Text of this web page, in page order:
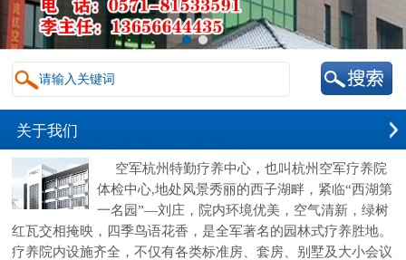
关于我们
空军杭州特勤疗养中心，也叫杭州空军疗养院
体检中心,地处风景秀丽的西子湖畔，紧临“西湖第
一名园”—刘庄，院内环境优美，空气清新，绿树
红瓦交相掩映，四季鸟语花香，是全军著名的园林式疗养胜地。
疗养院内设施齐全，不仅有各类标准房、套房、别墅及大小会议